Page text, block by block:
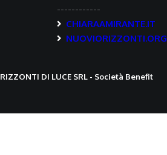
------------
CHIARAAMIRANTE.IT
NUOVIORIZZONTI.ORG
RIZZONTI DI LUCE SRL - Società Benefit